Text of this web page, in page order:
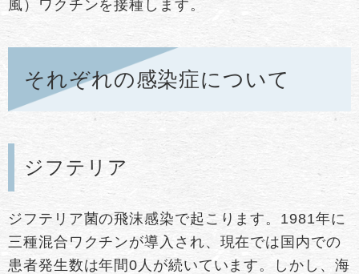
風）ワクチンを接種します。
それぞれの感染症について
ジフテリア
ジフテリア菌の飛沫感染で起こります。1981年に
三種混合ワクチンが導入され、現在では国内での
患者発生数は年間0人が続いています。しかし、海